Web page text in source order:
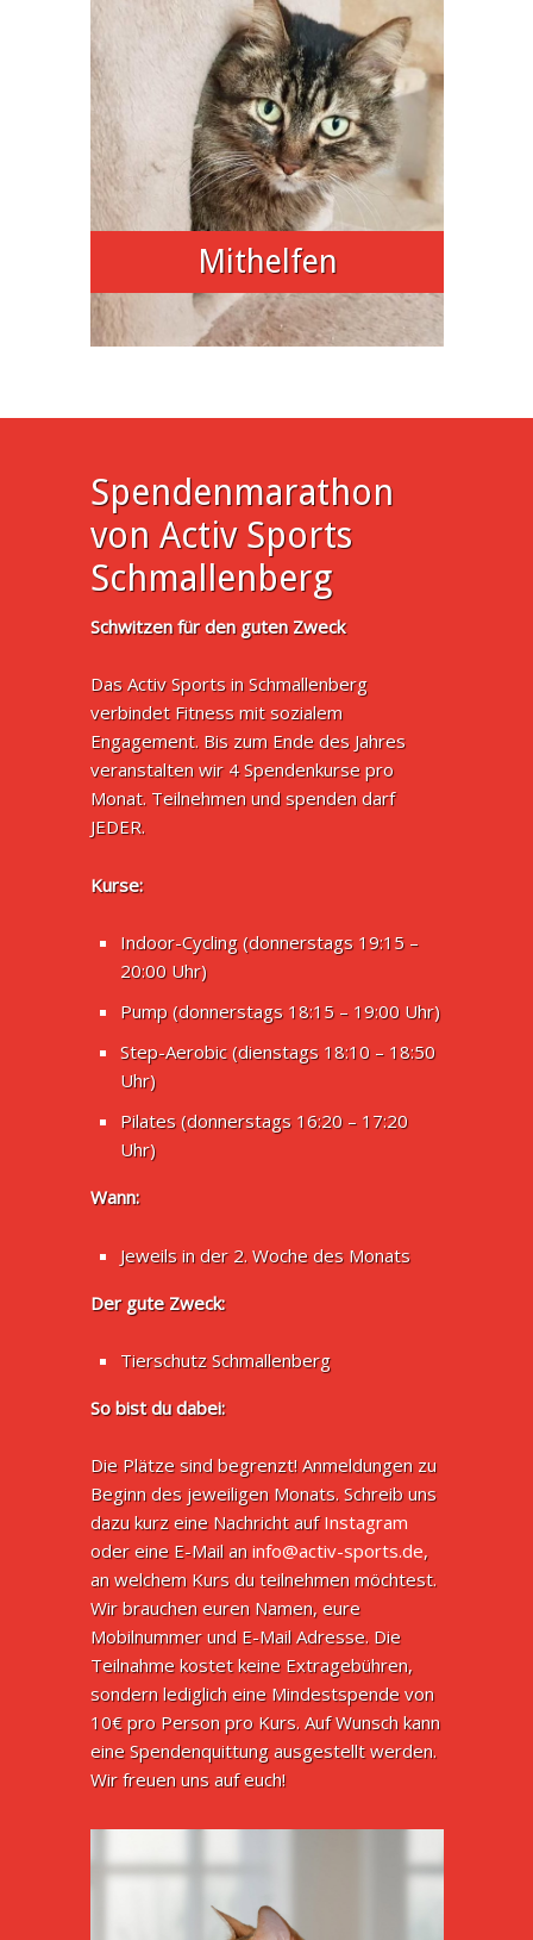
Mithelfen
Spendenmarathon
von Activ Sports
Schmallenberg
Schwitzen für den guten Zweck
Das Activ Sports in Schmallenberg
verbindet Fitness mit sozialem
Engagement. Bis zum Ende des Jahres
veranstalten wir 4 Spendenkurse pro
Monat. Teilnehmen und spenden darf
JEDER.
Kurse:
Indoor-Cycling (donnerstags 19:15 –
20:00 Uhr)
Pump (donnerstags 18:15 – 19:00 Uhr)
Step-Aerobic (dienstags 18:10 – 18:50
Uhr)
Pilates (donnerstags 16:20 – 17:20
Uhr)
Wann:
Jeweils in der 2. Woche des Monats
Der gute Zweck:
Tierschutz Schmallenberg
So bist du dabei:
Die Plätze sind begrenzt! Anmeldungen zu
Beginn des jeweiligen Monats. Schreib uns
dazu kurz eine Nachricht aufInstagram
oder eine E-Mail aninfo@activ-sports.de,
an welchem Kurs du teilnehmen möchtest.
Wir brauchen euren Namen, eure
Mobilnummer und E-Mail Adresse. Die
Teilnahme kostet keine Extragebühren,
sondern lediglich eine Mindestspende von
10€ pro Person pro Kurs. Auf Wunsch kann
eine Spendenquittung ausgestellt werden.
Wir freuen uns auf euch!